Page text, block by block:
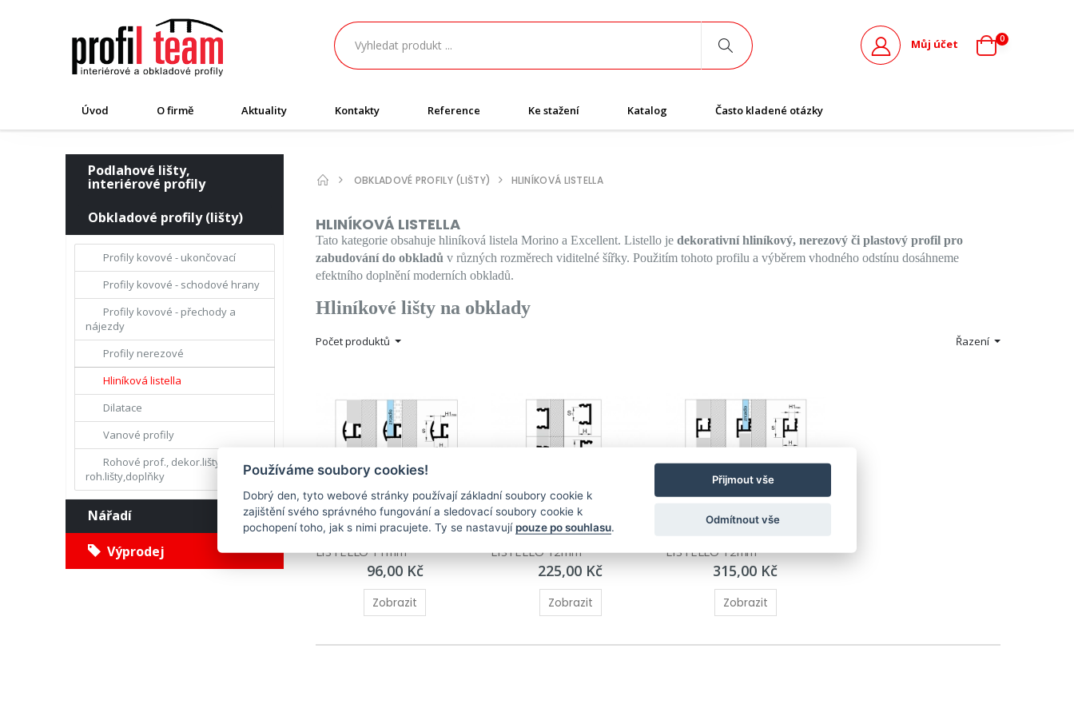
Můj účet 0
Úvod O firmě Aktuality Kontakty Reference Ke stažení Katalog Často kladené otázky
Podlahové lišty,
interiérové profily
Obkladové profily (lišty)
Profily kovové - ukončovací
Profily kovové - schodové hrany
Profily kovové - přechody a
nájezdy
Profily nerezové
Hliníková listella
Dilatace
Vanové profily
Rohové prof., dekor.lišty,
roh.lišty,doplňky
Nářadí
Výprodej
OBKLADOVÉ PROFILY (LIŠTY) HLINÍKOVÁ LISTELLA
HLINÍKOVÁ LISTELLA
Tato kategorie obsahuje hliníková listela Morino a Excellent. Listello je dekorativní hliníkový, nerezový či plastový profil pro
zabudování do obkladů v různých rozměrech viditelné šířky. Použitím tohoto profilu a výběrem vhodného odstínu dosáhneme
efektního doplnění moderních obkladů.
Hliníkové lišty na obklady
Počet produktů Řazení
Ozdobný profil pro
zabudování zrcadel -
LISTELLO 11mm
96,00 Kč
Zobrazit
Ozdobný profil pro
zabudování do obkladů -
LISTELLO 12mm
225,00 Kč
Zobrazit
Ozdobný profil pro
LISTELLO 12mm
315,00 Kč
Zobrazit
Používáme soubory cookies!
Dobrý den, tyto webové stránky používají základní soubory cookie k
zajištění svého správného fungování a sledovací soubory cookie k
pochopení toho, jak s nimi pracujete. Ty se nastavují pouze po souhlasu.
Přijmout vše
Odmítnout vše